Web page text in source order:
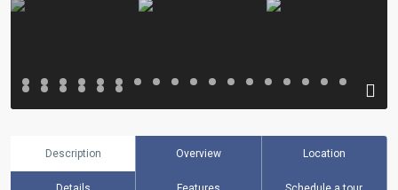
Description Overview Location